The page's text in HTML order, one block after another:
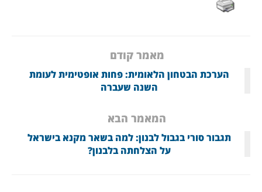
מאמר קודם
הערכת הבטחון הלאומית: פחות אופטימית לעומת
השנה שעברה
המאמר הבא
תגבור סורי בגבול לבנון: למה בשאר מקנא בישראל
על הצלחתה בלבנון?